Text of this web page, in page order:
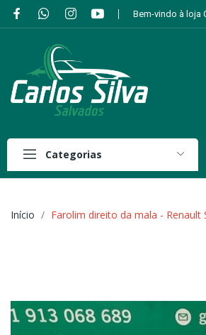
Bem-vindo à loja
Categorias
Início Farolim direito da mala - Renault